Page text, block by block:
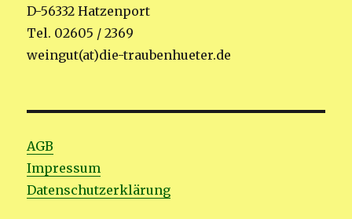
D-56332 Hatzenport
Tel. 02605 / 2369
weingut(at)die-traubenhueter.de
AGB
Impressum
Datenschutzerklärung